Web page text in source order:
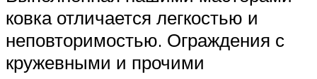
ковка отличается легкостью и
неповторимостью. Ограждения с
кружевными и прочими